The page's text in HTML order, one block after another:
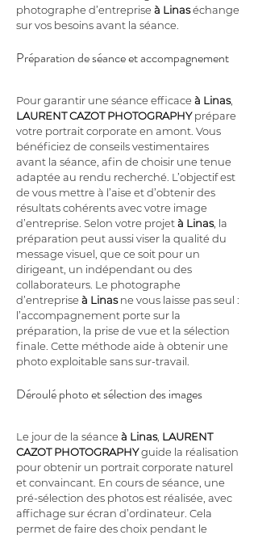
photographe d’entreprise à Linas échange
sur vos besoins avant la séance.
Préparation de séance et accompagnement
Pour garantir une séance efficace à Linas,
LAURENT CAZOT PHOTOGRAPHY prépare
votre portrait corporate en amont. Vous
bénéficiez de conseils vestimentaires
avant la séance, afin de choisir une tenue
adaptée au rendu recherché. L’objectif est
de vous mettre à l’aise et d’obtenir des
résultats cohérents avec votre image
d’entreprise. Selon votre projet à Linas, la
préparation peut aussi viser la qualité du
message visuel, que ce soit pour un
dirigeant, un indépendant ou des
collaborateurs. Le photographe
d’entreprise à Linas ne vous laisse pas seul :
l’accompagnement porte sur la
préparation, la prise de vue et la sélection
finale. Cette méthode aide à obtenir une
photo exploitable sans sur-travail.
Déroulé photo et sélection des images
Le jour de la séance à Linas, LAURENT
CAZOT PHOTOGRAPHY guide la réalisation
pour obtenir un portrait corporate naturel
et convaincant. En cours de séance, une
pré-sélection des photos est réalisée, avec
affichage sur écran d’ordinateur. Cela
permet de faire des choix pendant le